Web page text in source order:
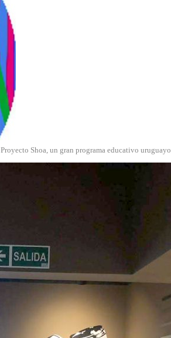
Proyecto Shoa, un gran programa educativo uruguayo